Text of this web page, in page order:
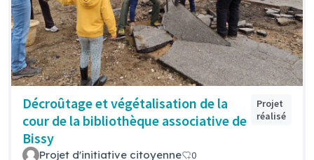
Décroûtage et végétalisation de la
cour de la bibliothèque associative de
Bissy
Projet
réalisé
Projet d'initiative citoyenne 0